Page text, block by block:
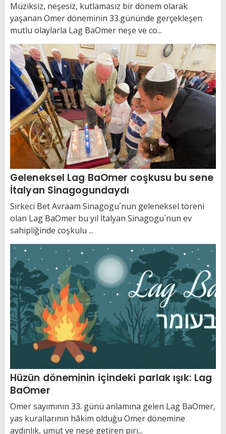
Müziksiz, neşesiz, kutlamasız bir dönem olarak
yaşanan Omer döneminin 33.gününde gerçekleşen
mutlu olaylarla Lag BaOmer neşe ve co...
Geleneksel Lag BaOmer coşkusu bu sene
İtalyan Sinagogundaydı
Sirkeci Bet Avraam Sinagogu´nun geleneksel töreni
olan Lag BaOmer bu yıl İtalyan Sinagogu´nun ev
sahipliğinde coşkulu ...
Hüzün döneminin içindeki parlak ışık: Lag
BaOmer
Omer sayımının 33. günü anlamına gelen Lag BaOmer,
yas kurallarının hâkim olduğu Omer dönemine
aydınlık, umut ve neşe getiren pırı...